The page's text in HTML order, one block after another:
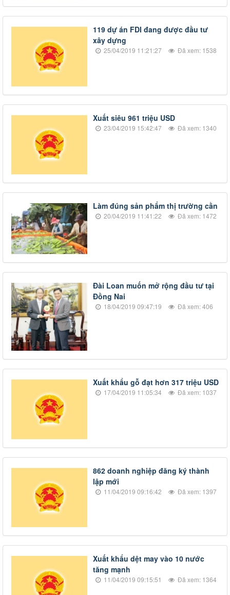
119 dự án FDI đang được đầu tư
xây dựng
25/04/2019 11:21:27 Đã xem: 1538
Xuất siêu 961 triệu USD
23/04/2019 15:42:47 Đã xem: 1340
​Làm đúng sản phẩm thị trường cần
20/04/2019 11:41:22 Đã xem: 1472
​Đài Loan muốn mở rộng đầu tư tại
Đồng Nai
18/04/2019 09:47:19 Đã xem: 406
​Xuất khẩu gỗ đạt hơn 317 triệu USD
17/04/2019 11:05:34 Đã xem: 1037
​862 doanh nghiệp đăng ký thành
lập mới
11/04/2019 09:16:42 Đã xem: 1397
​Xuất khẩu dệt may vào 10 nước
tăng mạnh
11/04/2019 09:15:51 Đã xem: 1364